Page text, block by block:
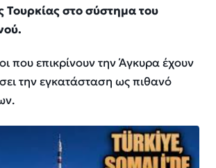
στο σύστημα του
που επικρίνουν την Άγκυρα έχουν
την εγκατάσταση ως πιθανό